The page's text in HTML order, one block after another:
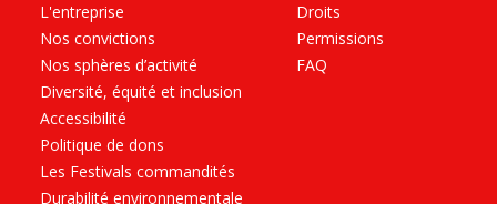
L'entreprise
Nos convictions
Nos sphères d’activité
Diversité, équité et inclusion
Accessibilité
Politique de dons
Les Festivals commandités
Durabilité environnementale
Droits
Permissions
FAQ